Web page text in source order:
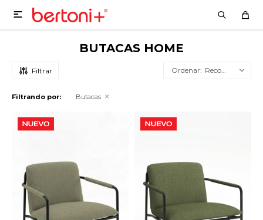

BUTACAS HOME
Recomendados
Filtrando por: Butacas